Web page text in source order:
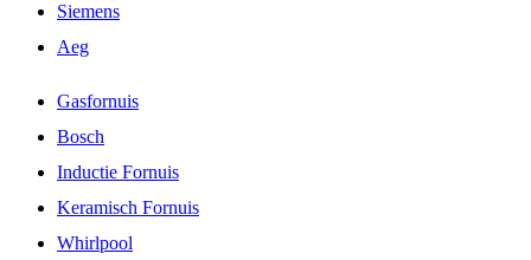
Siemens
Aeg
Gasfornuis
Bosch
Inductie Fornuis
Keramisch Fornuis
Whirlpool